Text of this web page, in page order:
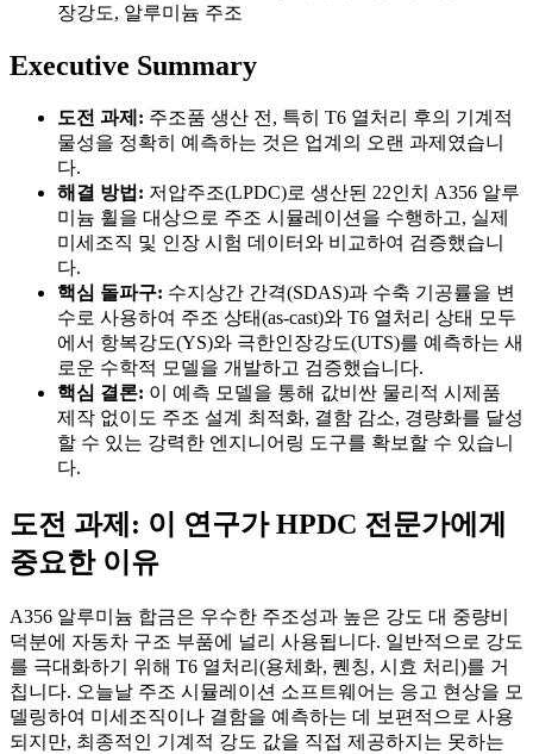
장강도, 알루미늄 주조
Executive Summary
도전 과제: 주조품 생산 전, 특히 T6 열처리 후의 기계적
물성을 정확히 예측하는 것은 업계의 오랜 과제였습니
다.
해결 방법: 저압주조(LPDC)로 생산된 22인치 A356 알루
미늄 휠을 대상으로 주조 시뮬레이션을 수행하고, 실제
미세조직 및 인장 시험 데이터와 비교하여 검증했습니
다.
핵심 돌파구: 수지상간 간격(SDAS)과 수축 기공률을 변
수로 사용하여 주조 상태(as-cast)와 T6 열처리 상태 모두
에서 항복강도(YS)와 극한인장강도(UTS)를 예측하는 새
로운 수학적 모델을 개발하고 검증했습니다.
핵심 결론: 이 예측 모델을 통해 값비싼 물리적 시제품
제작 없이도 주조 설계 최적화, 결함 감소, 경량화를 달성
할 수 있는 강력한 엔지니어링 도구를 확보할 수 있습니
다.
도전 과제: 이 연구가 HPDC 전문가에게
중요한 이유
A356 알루미늄 합금은 우수한 주조성과 높은 강도 대 중량비
덕분에 자동차 구조 부품에 널리 사용됩니다. 일반적으로 강도
를 극대화하기 위해 T6 열처리(용체화, 퀜칭, 시효 처리)를 거
칩니다. 오늘날 주조 시뮬레이션 소프트웨어는 응고 현상을 모
델링하여 미세조직이나 결함을 예측하는 데 보편적으로 사용
되지만, 최종적인 기계적 강도 값을 직접 제공하지는 못하는